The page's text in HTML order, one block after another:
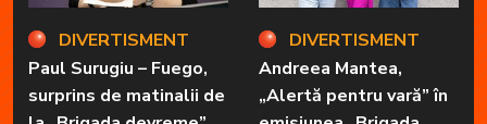
DIVERTISMENT
Paul Surugiu – Fuego,
surprins de matinalii de
DIVERTISMENT
Andreea Mantea,
„Alertă pentru vară” în